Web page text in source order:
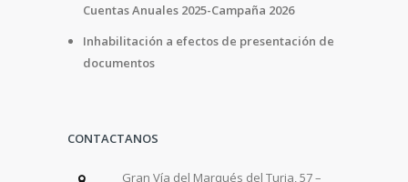
Cuentas Anuales 2025-Campaña 2026
Inhabilitación a efectos de presentación de
documentos
CONTACTANOS
Gran Vía del Marqués del Turia, 57 –